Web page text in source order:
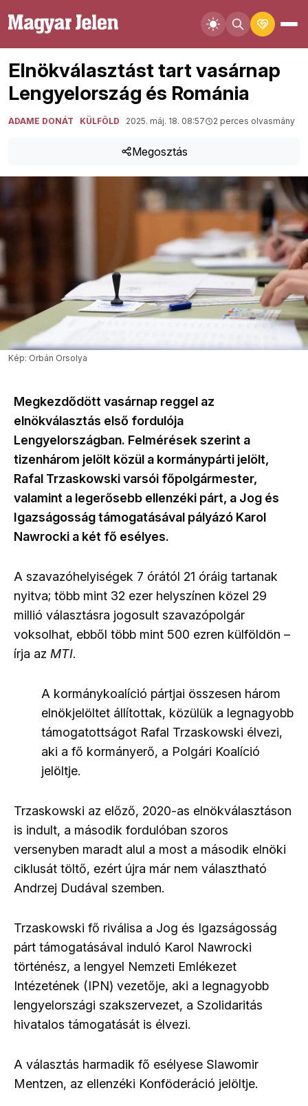
Elnökválasztást tart vasárnap
Lengyelország és Románia
ADAME DONÁT KÜLFÖLD 2025. máj. 18. 08:57 2 perces olvasmány
Megosztás
Kép: Orbán Orsolya
Megkezdődött vasárnap reggel az
elnökválasztás első fordulója
Lengyelországban. Felmérések szerint a
tizenhárom jelölt közül a kormánypárti jelölt,
Rafal Trzaskowski varsói főpolgármester,
valamint a legerősebb ellenzéki párt, a Jog és
Igazságosság támogatásával pályázó Karol
Nawrocki a két fő esélyes.
A szavazóhelyiségek 7 órától 21 óráig tartanak
nyitva; több mint 32 ezer helyszínen közel 29
millió választásra jogosult szavazópolgár
voksolhat, ebből több mint 500 ezren külföldön –
írja az MTI.
A kormánykoalíció pártjai összesen három
elnökjelöltet állítottak, közülük a legnagyobb
támogatottságot Rafal Trzaskowski élvezi,
aki a fő kormányerő, a Polgári Koalíció
jelöltje.
Trzaskowski az előző, 2020-as elnökválasztáson
is indult, a második fordulóban szoros
versenyben maradt alul a most a második elnöki
ciklusát töltő, ezért újra már nem választható
Andrzej Dudával szemben.
Trzaskowski fő riválisa a Jog és Igazságosság
párt támogatásával induló Karol Nawrocki
történész, a lengyel Nemzeti Emlékezet
Intézetének (IPN) vezetője, aki a legnagyobb
lengyelországi szakszervezet, a Szolidaritás
hivatalos támogatását is élvezi.
A választás harmadik fő esélyese Slawomir
Mentzen, az ellenzéki Konföderáció jelöltje.